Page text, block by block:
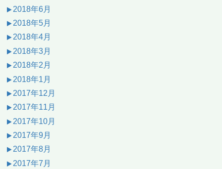
2018年6月
2018年5月
2018年4月
2018年3月
2018年2月
2018年1月
2017年12月
2017年11月
2017年10月
2017年9月
2017年8月
2017年7月